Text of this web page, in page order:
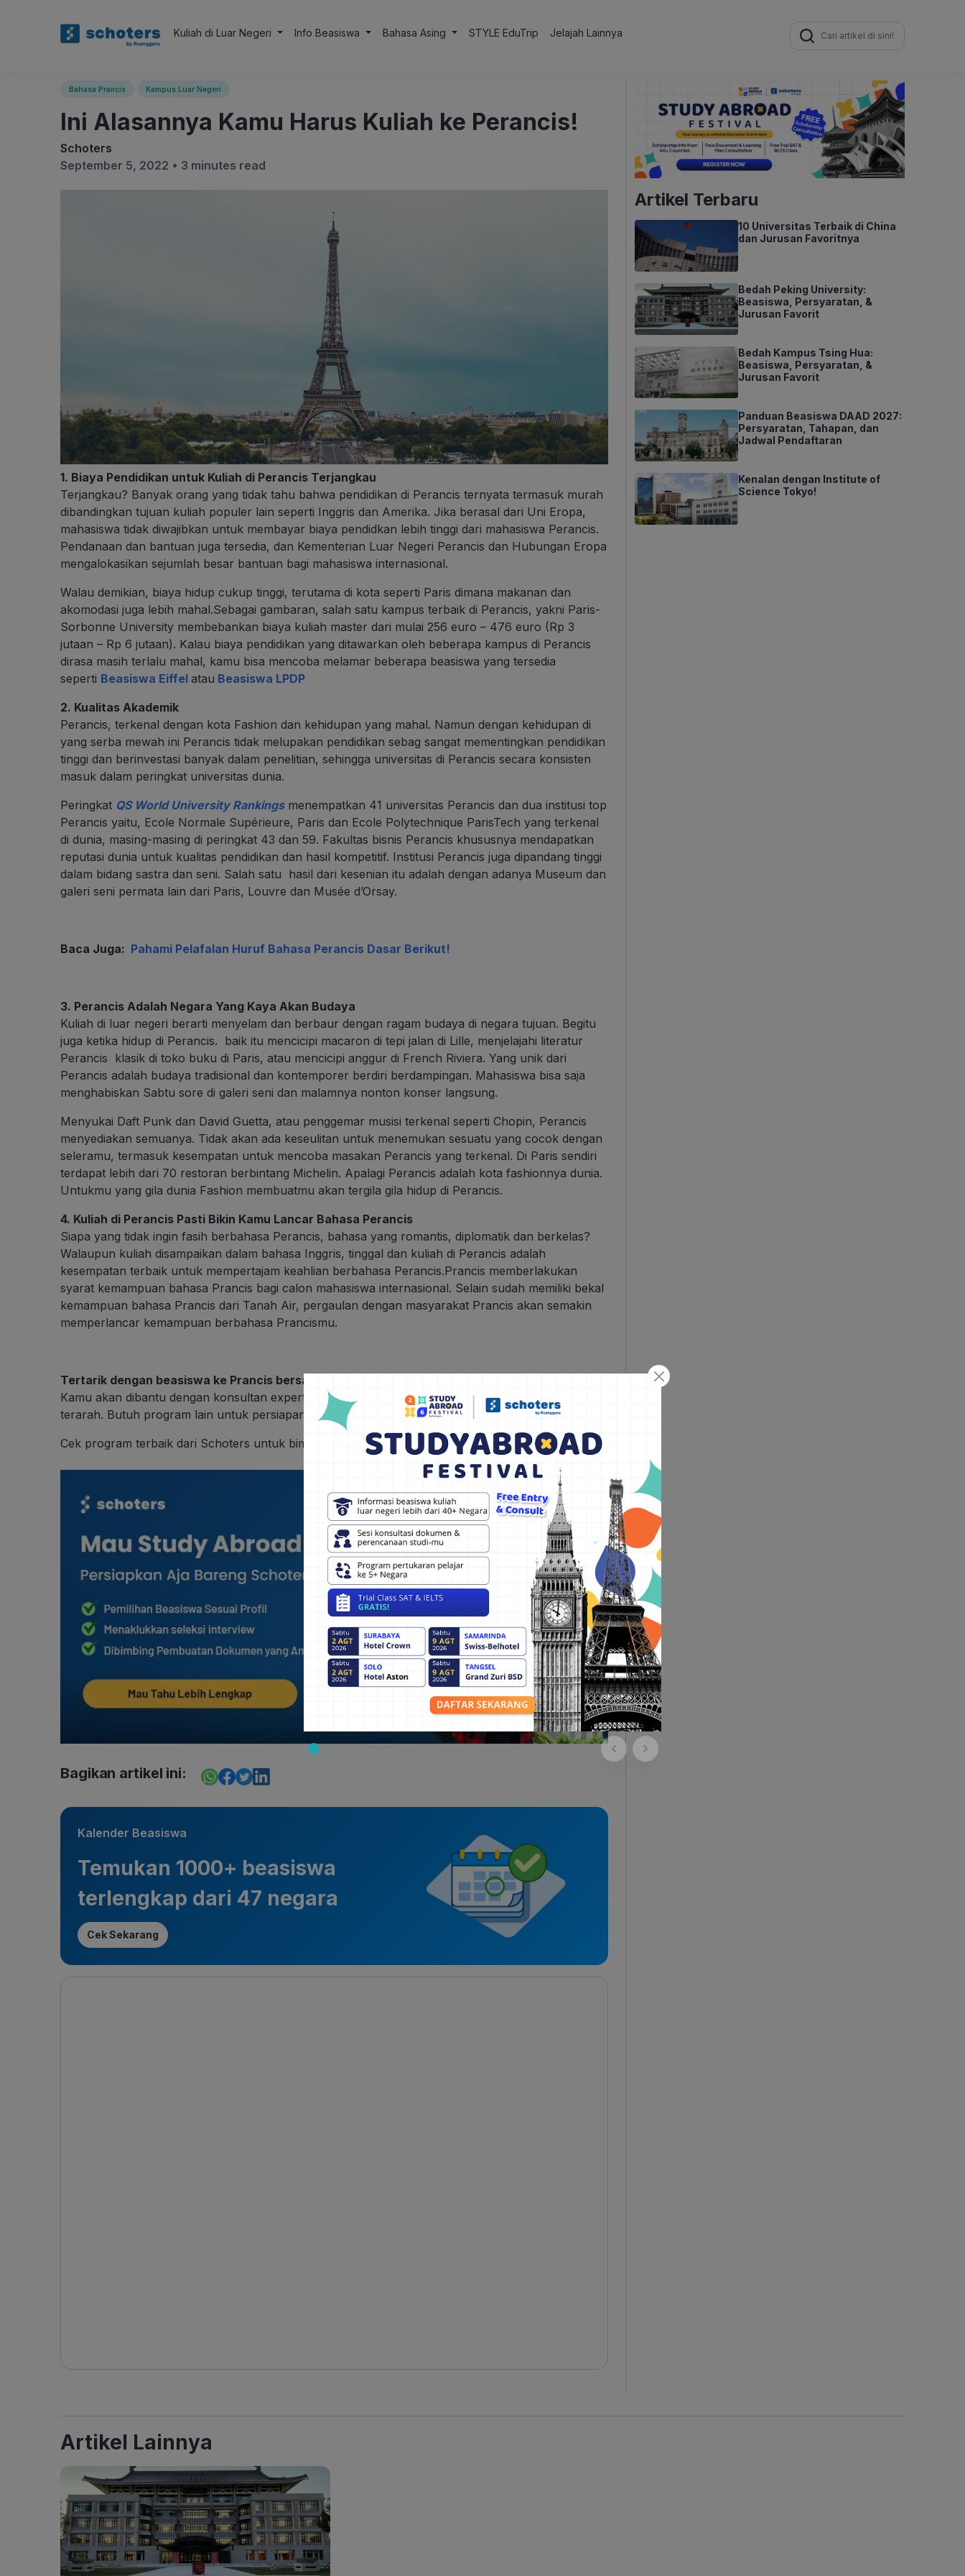
Kuliah di Luar Negeri Info Beasiswa Bahasa Asing STYLE EduTrip Jelajah Lainnya
Search
for:
Bahasa Prancis Kampus Luar Negeri
Ini Alasannya Kamu Harus Kuliah ke Perancis!
Schoters
September 5, 2022 • 3 minutes read
1. Biaya Pendidikan untuk Kuliah di Perancis Terjangkau
Terjangkau? Banyak orang yang tidak tahu bahwa pendidikan di Perancis ternyata termasuk murah
dibandingkan tujuan kuliah populer lain seperti Inggris dan Amerika. Jika berasal dari Uni Eropa,
mahasiswa tidak diwajibkan untuk membayar biaya pendidkan lebih tinggi dari mahasiswa Perancis.
Pendanaan dan bantuan juga tersedia, dan Kementerian Luar Negeri Perancis dan Hubungan Eropa
mengalokasikan sejumlah besar bantuan bagi mahasiswa internasional.
Walau demikian, biaya hidup cukup tinggi, terutama di kota seperti Paris dimana makanan dan
akomodasi juga lebih mahal.Sebagai gambaran, salah satu kampus terbaik di Perancis, yakni Paris-
Sorbonne University membebankan biaya kuliah master dari mulai 256 euro – 476 euro (Rp 3
jutaan – Rp 6 jutaan). Kalau biaya pendidikan yang ditawarkan oleh beberapa kampus di Perancis
dirasa masih terlalu mahal, kamu bisa mencoba melamar beberapa beasiswa yang tersedia
seperti Beasiswa Eiffel atau Beasiswa LPDP
2. Kualitas Akademik
Perancis, terkenal dengan kota Fashion dan kehidupan yang mahal. Namun dengan kehidupan di
yang serba mewah ini Perancis tidak melupakan pendidikan sebag sangat mementingkan pendidikan
tinggi dan berinvestasi banyak dalam penelitian, sehingga universitas di Perancis secara konsisten
masuk dalam peringkat universitas dunia.
Peringkat QS World University Rankingsmenempatkan 41 universitas Perancis dan dua institusi top
Perancis yaitu, Ecole Normale Supérieure, Paris dan Ecole Polytechnique ParisTech yang terkenal
di dunia, masing-masing di peringkat 43 dan 59. Fakultas bisnis Perancis khususnya mendapatkan
reputasi dunia untuk kualitas pendidikan dan hasil kompetitif. Institusi Perancis juga dipandang tinggi
dalam bidang sastra dan seni. Salah satu hasil dari kesenian itu adalah dengan adanya Museum dan
galeri seni permata lain dari Paris, Louvre dan Musée d’Orsay.
Baca Juga: Pahami Pelafalan Huruf Bahasa Perancis Dasar Berikut!
3. Perancis Adalah Negara Yang Kaya Akan Budaya
Kuliah di luar negeri berarti menyelam dan berbaur dengan ragam budaya di negara tujuan. Begitu
juga ketika hidup di Perancis. baik itu mencicipi macaron di tepi jalan di Lille, menjelajahi literatur
Perancis klasik di toko buku di Paris, atau mencicipi anggur di French Riviera. Yang unik dari
Perancis adalah budaya tradisional dan kontemporer berdiri berdampingan. Mahasiswa bisa saja
menghabiskan Sabtu sore di galeri seni dan malamnya nonton konser langsung.
Menyukai Daft Punk dan David Guetta, atau penggemar musisi terkenal seperti Chopin, Perancis
menyediakan semuanya. Tidak akan ada keseulitan untuk menemukan sesuatu yang cocok dengan
seleramu, termasuk kesempatan untuk mencoba masakan Perancis yang terkenal. Di Paris sendiri
terdapat lebih dari 70 restoran berbintang Michelin. Apalagi Perancis adalah kota fashionnya dunia.
Untukmu yang gila dunia Fashion membuatmu akan tergila gila hidup di Perancis.
4. Kuliah di Perancis Pasti Bikin Kamu Lancar Bahasa Perancis
Siapa yang tidak ingin fasih berbahasa Perancis, bahasa yang romantis, diplomatik dan berkelas?
Walaupun kuliah disampaikan dalam bahasa Inggris, tinggal dan kuliah di Perancis adalah
kesempatan terbaik untuk mempertajam keahlian berbahasa Perancis.Prancis memberlakukan
syarat kemampuan bahasa Prancis bagi calon mahasiswa internasional. Selain sudah memiliki bekal
kemampuan bahasa Prancis dari Tanah Air, pergaulan dengan masyarakat Prancis akan semakin
memperlancar kemampuan berbahasa Prancismu.
Tertarik dengan beasiswa ke Prancis bersama Schoters
Kamu akan dibantu dengan konsultan expert Schoters
agar persiapan daftar beasiswamu lebih
terarah. Butuh program lain untuk persiapan daftar beasiswa ke luar negeri?
Cek program terbaik dari Schoters untuk bimbingan persiapanmu, dijamin terlengkap.
Bagikan artikel ini:
Kalender Beasiswa
Temukan 1000+ beasiswa
terlengkap dari 47 negara
Cek Sekarang
Artikel Terbaru
10 Universitas Terbaik di China
dan Jurusan Favoritnya
Bedah Peking University:
Beasiswa, Persyaratan, &
Jurusan Favorit
Bedah Kampus Tsing Hua:
Beasiswa, Persyaratan, &
Jurusan Favorit
Panduan Beasiswa DAAD 2027:
Persyaratan, Tahapan, dan
Jadwal Pendaftaran
Kenalan dengan Institute of
Science Tokyo!
Artikel Lainnya